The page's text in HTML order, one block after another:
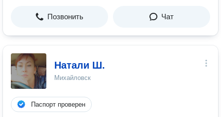
Позвонить Чат
Натали Ш.
Михайловск
Паспорт проверен